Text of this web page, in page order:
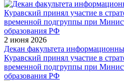
2 июня 2026
Декан факультета
Куравский принял участие в
временной подгруппы при
образования РФ